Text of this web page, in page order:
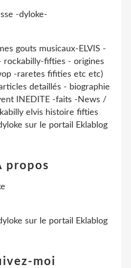
gouts musicaux-ELVIS -
rockabilly-fifties - origines
-raretes fifities etc etc)
detaillés - biographie
INEDITE -faits -News /
elvis histoire fifties
sur le portail Eklablog
moi
propos
sur le portail Eklablog